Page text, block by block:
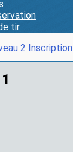
tir
2 Inscription